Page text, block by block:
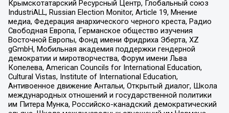
Крымскотатарский Ресурсный Центр, Глобальный союз
IndustriALL, Russian Election Monitor, Article 19, Мнение
медиа, Федерация анархического черного креста, Радио
Свободная Европа, Германское общество изучения
Восточной Европы, Фонд имени Фридриха Эберта, XZ
gGmbH, Мобильная академия поддержки гендерной
демократии и миротворчества, Форум имени Льва
Копелева, American Councils for International Education,
Cultural Vistas, Institute of International Education,
Антивоенное движение Антальи, Открытый диалог, Школа
международных отношений и государственной политики
им Питера Мунка, Российско-канадский демократический